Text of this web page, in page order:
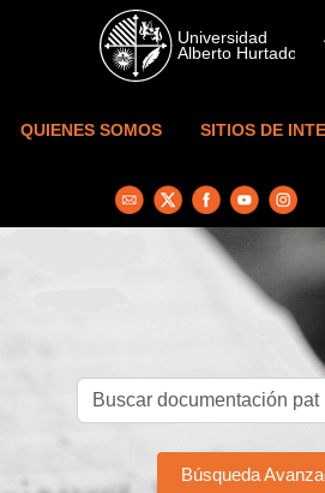
Skip to main content
QUIENES SOMOS SITIOS DE
Búsqueda